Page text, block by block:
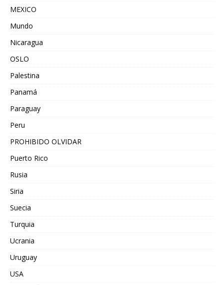
MEXICO
Mundo
Nicaragua
OSLO
Palestina
Panamá
Paraguay
Peru
PROHIBIDO OLVIDAR
Puerto Rico
Rusia
Siria
Suecia
Turquia
Ucrania
Uruguay
USA